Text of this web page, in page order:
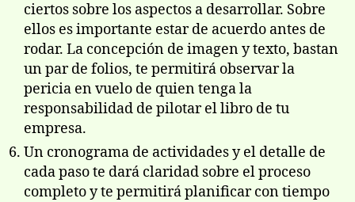
ciertos sobre los aspectos a desarrollar. Sobre
ellos es importante estar de acuerdo antes de
rodar. La concepción de imagen y texto, bastan
un par de folios, te permitirá observar la
pericia en vuelo de quien tenga la
responsabilidad de pilotar el libro de tu
empresa.
Un cronograma de actividades y el detalle de
cada paso te dará claridad sobre el proceso
completo y te permitirá planificar con tiempo